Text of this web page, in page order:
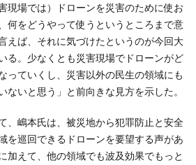
現場では）ドローンを災害のために使お
何をどうやって使うというところまで意
えば、それに気づけたというのが今回大
る。少なくとも災害現場でドローンがど
っていくし、災害以外の民生の領域にも
ないと思う」と前向きな見方を示した。
、嶋本氏は、被災地から犯罪防止と安全
を巡回できるドローンを要望する声があ
加えて、他の領域でも波及効果でもっと